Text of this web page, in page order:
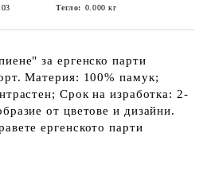
Тегло: 0.000 кг
за ергенско парти
Материя: 100% памук;
Срок на изработка: 2-
от цветове и дизайни.
ергенското парти